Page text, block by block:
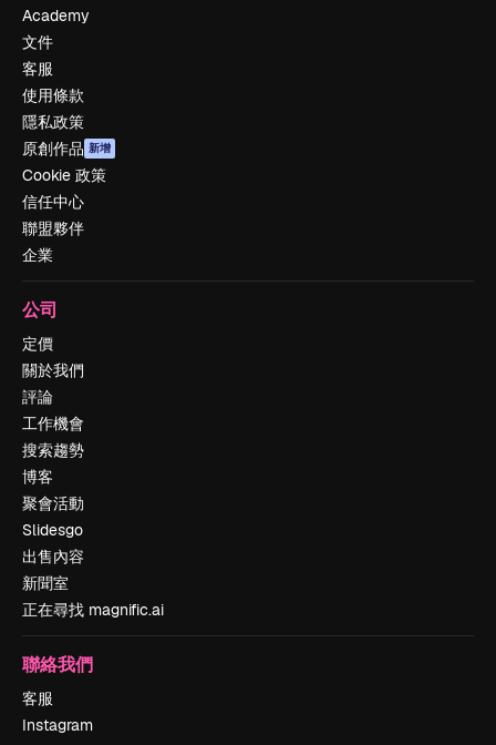
Academy
文件
客服
使用條款
隱私政策
原創作品 新增
Cookie 政策
信任中心
聯盟夥伴
企業
公司
定價
關於我們
評論
工作機會
搜索趨勢
博客
聚會活動
Slidesgo
出售內容
新聞室
正在尋找 magnific.ai
聯絡我們
客服
Instagram